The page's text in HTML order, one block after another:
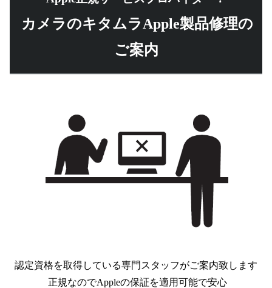
カメラのキタムラApple製品修理の
ご案内
認定資格を取得している専門スタッフがご案内致します
正規なのでAppleの保証を適用可能で安心